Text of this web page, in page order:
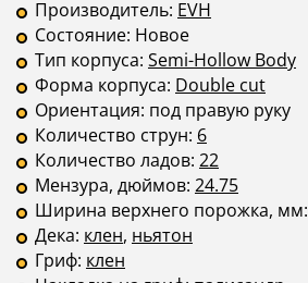
Производитель: EVH
Состояние: Новое
Тип корпуса: Semi-Hollow Body
Форма корпуса: Double cut
Ориентация: под правую руку
Количество струн: 6
Количество ладов: 22
Мензура, дюймов: 24.75
Ширина верхнего порожка, мм:
Дека: клен, ньятон
Гриф: клен